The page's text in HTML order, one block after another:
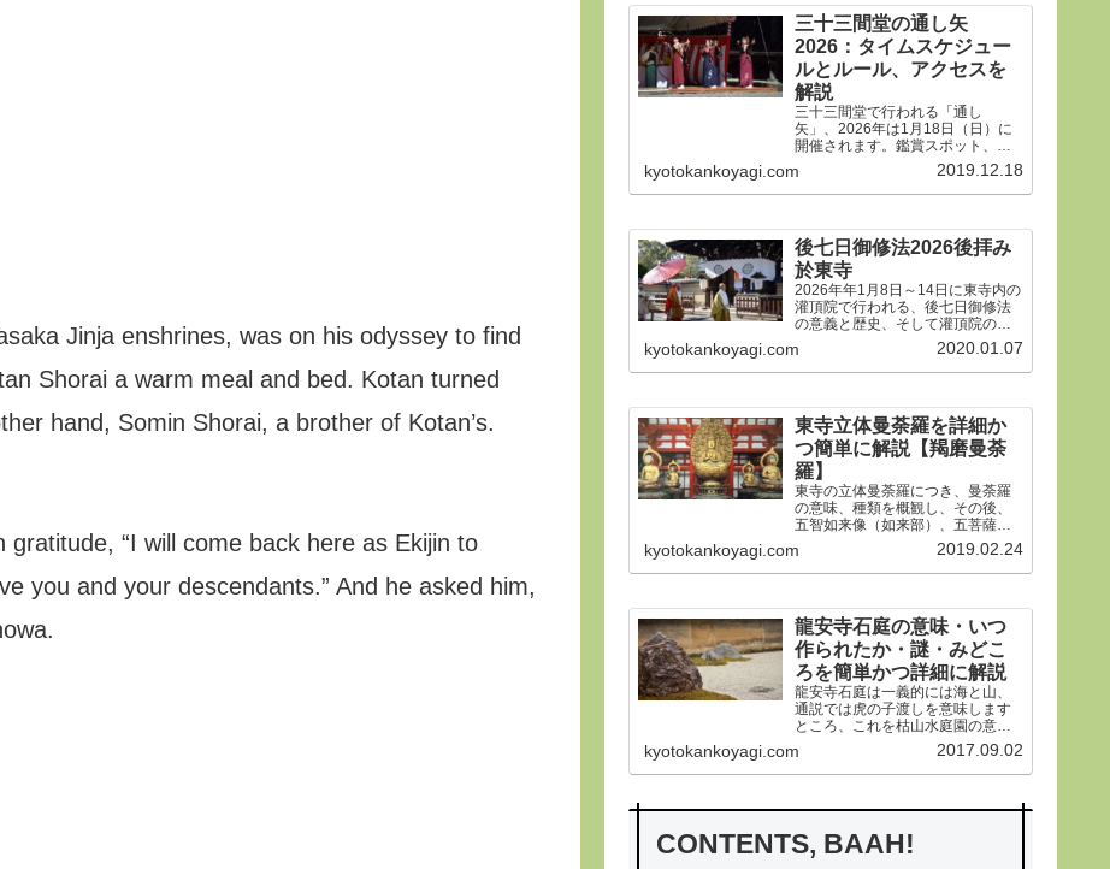
Jinja enshrines, was on his odyssey to find
Shorai a warm meal and bed. Kotan turned
hand, Somin Shorai, a brother of Kotan’s.
“I will come back here as Ekijin to
you and your descendants.” And he asked him,
行・神輿渡御などの行事の日程、
生稚児や久世駒形稚児、各山鉾や
御朱印、屋台や歩行者天国や交通
規制などのおすすめ情報です。
三十三間堂の通し矢
2026：タイムスケジュー
ルとルール、アクセスを
解説
三十三間堂で行われる「通し
矢」、2026年は1月18日（日）に
開催されます。鑑賞スポット、タ
イムスケジュール、ルールや歴
史、そして三十三間堂の概要、ア
クセス方法などをご紹介します。
kyotokankoyagi.com 2019.12.18
後七日御修法2026後拝み
於東寺
2026年年1月8日～14日に東寺内の
灌頂院で行われる、後七日御修法
の意義と歴史、そして灌頂院の内
部で何をするのかを解説した後、
14日の「後拝み」での灌頂院参拝
方法などをご紹介します。合掌。
kyotokankoyagi.com 2020.01.07
東寺立体曼荼羅を詳細か
つ簡単に解説【羯磨曼荼
羅】
東寺の立体曼荼羅につき、曼荼羅
の意味、種類を概観し、その後、
五智如来像（如来部）、五菩薩像
（菩薩部）、五大明王像（明王
部）につき、21体すべて、一体ず
つ簡潔にわかりやすく解説しま
kyotokankoyagi.com 2019.02.24
龍安寺石庭の意味・いつ
作られたか・謎・みどこ
ろを簡単かつ詳細に解説
龍安寺石庭は一義的には海と山、
通説では虎の子渡しを意味します
ところ、これを枯山水庭園の意義
から詳らかにします。その後、い
つ作られたかなど龍安寺の歴史や
謎、みどころにつき紹介申し上げ
kyotokankoyagi.com 2017.09.02
CONTENTS, BAAH!